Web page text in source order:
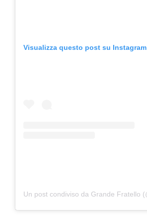
Visualizza questo post su Instagram